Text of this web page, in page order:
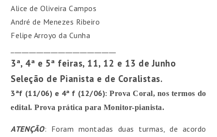
Alice de Oliveira Campos
André de Menezes Ribeiro
Felipe Arroyo da Cunha
3ª, 4ª e 5ª feiras, 11, 12 e 13 de Junho
Seleção de Pianista e de Coralistas.
3ªf (11/06) e 4ª f (12/06): Prova Coral, nos termos do
edital. Prova prática para Monitor-pianista.
ATENÇÃO: Foram montadas duas turmas, de acordo